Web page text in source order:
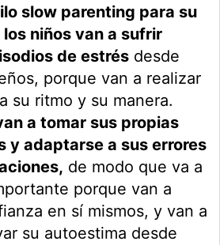
slow parenting para su
niños van a sufrir
de estrés desde
porque van a realizar
su ritmo y su manera.
a tomar sus propias
y adaptarse a sus errores
de modo que va a
porque van a
en sí mismos, y van a
su autoestima desde